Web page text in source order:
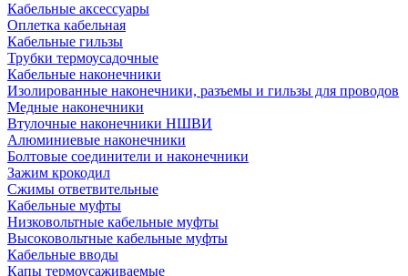
Кабельные аксессуары
Оплетка кабельная
Кабельные гильзы
Трубки термоусадочные
Кабельные наконечники
Изолированные наконечники, разъемы и гильзы для проводов
Медные наконечники
Втулочные наконечники НШВИ
Алюминиевые наконечники
Болтовые соединители и наконечники
Зажим крокодил
Сжимы ответвительные
Кабельные муфты
Низковольтные кабельные муфты
Высоковольтные кабельные муфты
Кабельные вводы
Капы термоусаживаемые